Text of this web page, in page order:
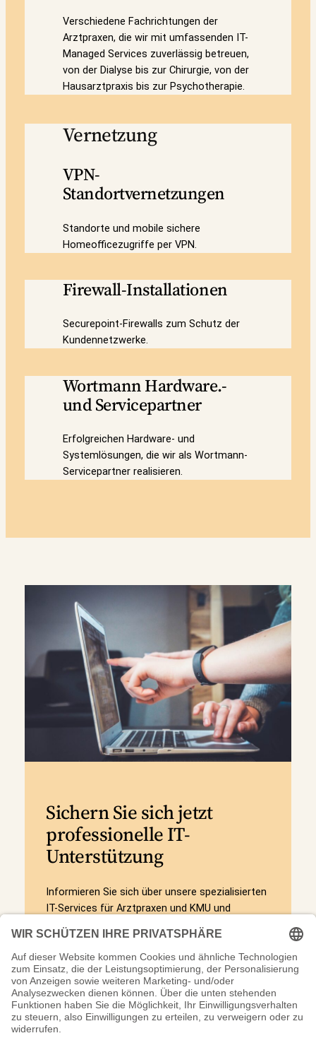
Verschiedene Fachrichtungen der
Arztpraxen, die wir mit umfassenden IT-
Managed Services zuverlässig betreuen,
von der Dialyse bis zur Chirurgie, von der
Hausarztpraxis bis zur Psychotherapie.
Vernetzung
VPN-
Standortvernetzungen
Standorte und mobile sichere
Homeofficezugriffe per VPN.
Firewall-Installationen
Securepoint-Firewalls zum Schutz der
Kundennetzwerke.
Wortmann Hardware.-
und Servicepartner
Erfolgreichen Hardware- und
Systemlösungen, die wir als Wortmann-
Servicepartner realisieren.
Sichern Sie sich jetzt
professionelle IT-
Unterstützung
Informieren Sie sich über unsere spezialisierten
IT-Services für Arztpraxen und KMU und
erfahren Sie, wie wir Ihre IT zuverlässig
betreuen können. Kontaktieren Sie uns für eine
individuelle Beratung.
Mehr erfahren